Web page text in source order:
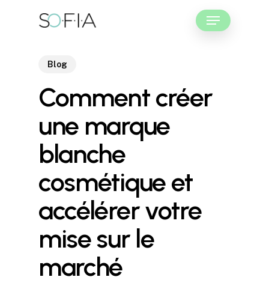
Menu
Blog
Comment créer
une marque
blanche
cosmétique et
accélérer votre
mise sur le
marché